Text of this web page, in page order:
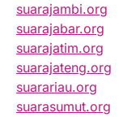
suarajambi.org
suarajabar.org
suarajatim.org
suarajateng.org
suarariau.org
suarasumut.org